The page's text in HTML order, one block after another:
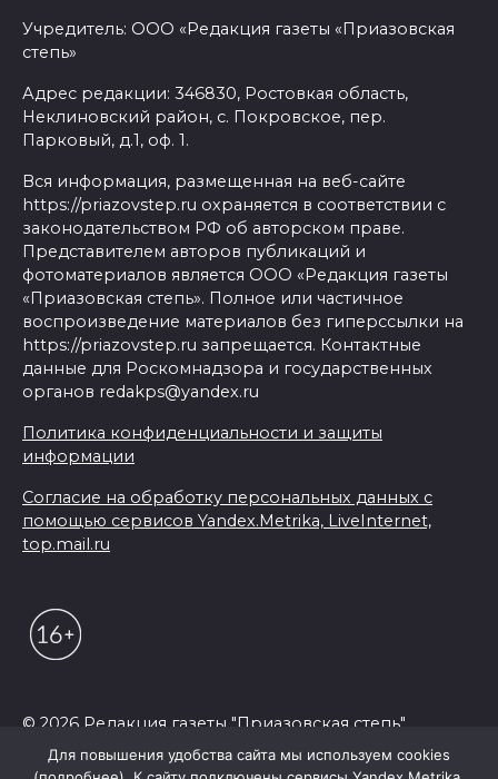
Учредитель: ООО «Редакция газеты «Приазовская
степь»
Адрес редакции: 346830, Ростовкая область,
Неклиновский район, с. Покровское, пер.
Парковый, д.1, оф. 1.
Вся информация, размещенная на веб-сайте
https://priazovstep.ru охраняется в соответствии с
законодательством РФ об авторском праве.
Представителем авторов публикаций и
фотоматериалов является ООО «Редакция газеты
«Приазовская степь». Полное или частичное
воспроизведение материалов без гиперссылки на
https://priazovstep.ru запрещается. Контактные
данные для Роскомнадзора и государственных
органов redakps@yandex.ru
Политика конфиденциальности и защиты
информации
Согласие на обработку персональных данных с
помощью сервисов Yandex.Metrika, LiveInternet,
top.mail.ru
© 2026 Редакция газеты "Приазовская степь"
Для повышения удобства сайта мы используем cookies